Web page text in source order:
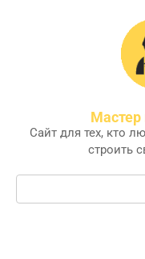
Мастер
Сайт для тех, кто
строить
Поиск: